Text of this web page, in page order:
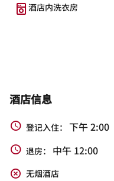
酒店内洗衣房
酒店信息
登记入住： 下午 2:00
退房： 中午 12:00
无烟酒店